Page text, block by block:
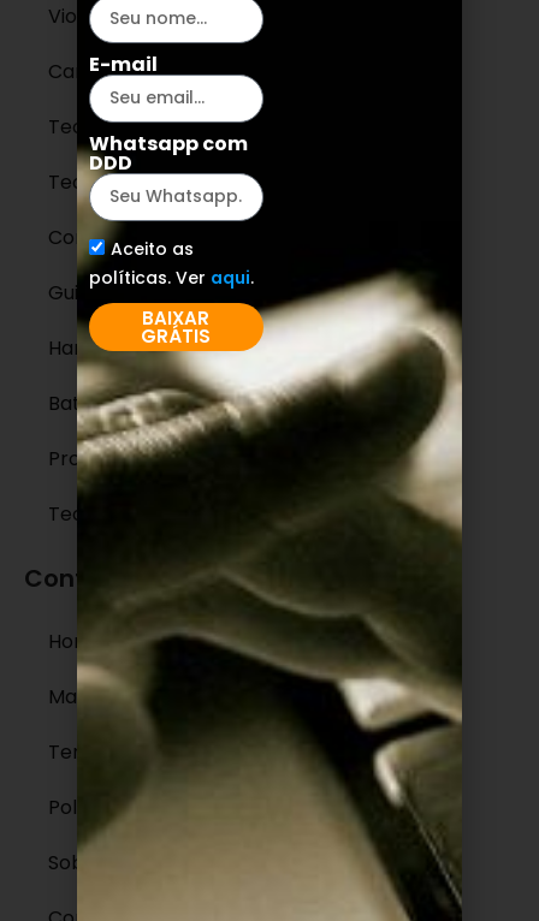
Violão
Canto
Teclado e Piano
Teoria Musical
ContraBaixo
Guitarra
Harmonia
Bateria
Produção Musical
Tecnologia
Conteúdos legais
Home
Mapa do Site
Termos de Uso
Políticas de Privacidade
Sobre
E-mail
Whatsapp com
DDD
Aceito as
políticas. Ver aqui.
BAIXAR
GRÁTIS